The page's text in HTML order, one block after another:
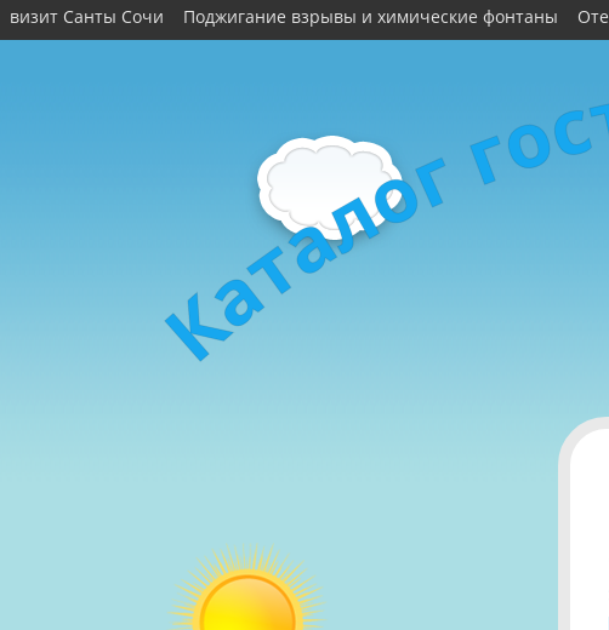
визит Санты Сочи Поджигание взрывы и химические фонтаны
К
а
т
а
л
о
г г
ос